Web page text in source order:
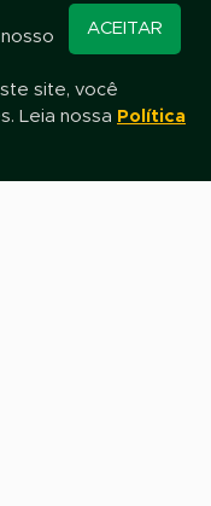
novidades e promoções
WhatsApp
ACEITAR
site, você
Leia nossa Política